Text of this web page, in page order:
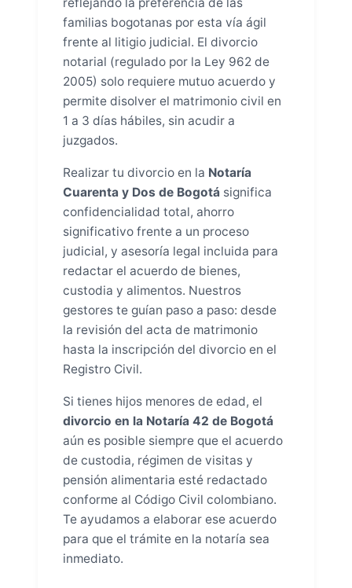
familias bogotanas por esta vía ágil
frente al litigio judicial. El divorcio
notarial (regulado por la Ley 962 de
2005) solo requiere mutuo acuerdo y
permite disolver el matrimonio civil en
1 a 3 días hábiles, sin acudir a
juzgados.
Realizar tu divorcio en la Notaría
Cuarenta y Dos de Bogotá significa
confidencialidad total, ahorro
significativo frente a un proceso
judicial, y asesoría legal incluida para
redactar el acuerdo de bienes,
custodia y alimentos. Nuestros
gestores te guían paso a paso: desde
la revisión del acta de matrimonio
hasta la inscripción del divorcio en el
Registro Civil.
Si tienes hijos menores de edad, el
divorcio en la Notaría 42 de Bogotá
aún es posible siempre que el acuerdo
de custodia, régimen de visitas y
pensión alimentaria esté redactado
conforme al Código Civil colombiano.
Te ayudamos a elaborar ese acuerdo
para que el trámite en la notaría sea
inmediato.